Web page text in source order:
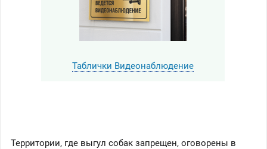
Таблички Видеонаблюдение
Территории, где выгул собак запрещен, оговорены в